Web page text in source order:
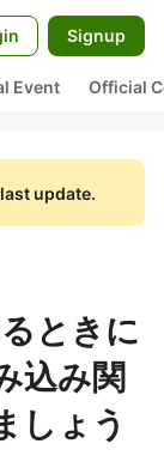
Signup
Event Official
update.
ときに
込み関
しょう